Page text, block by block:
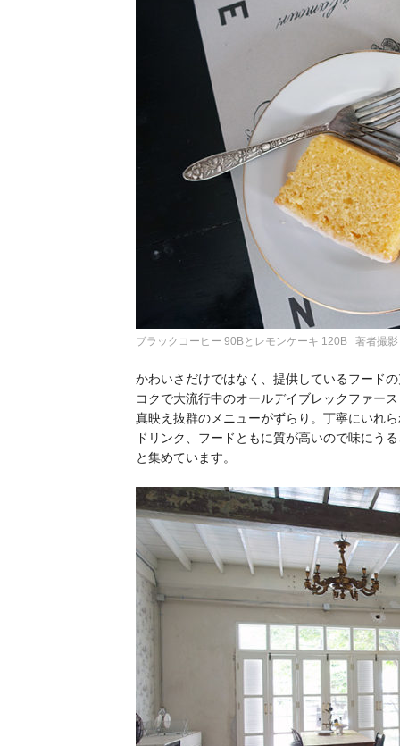
ブラックコーヒー 90Bとレモンケーキ 120B 著者撮影
かわいさだけではなく、提供しているフード
コクで大流行中のオールデイブレックファー
真映え抜群のメニューがずらり。丁寧にいれ
ドリンク、フードともに質が高いので味にう
と集めています。